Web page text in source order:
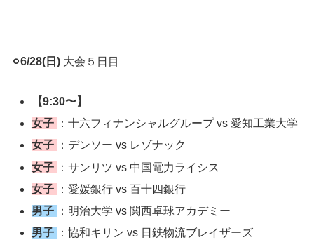
⚪︎6/28(日) 大会５日目
【9:30〜】
女子
：十六フィナンシャルグループ vs 愛知工業大学
女子
：デンソー vs レゾナック
女子
：サンリツ vs 中国電力ライシス
女子
：愛媛銀行 vs 百十四銀行
男子
：明治大学 vs 関西卓球アカデミー
男子
：協和キリン vs 日鉄物流ブレイザーズ